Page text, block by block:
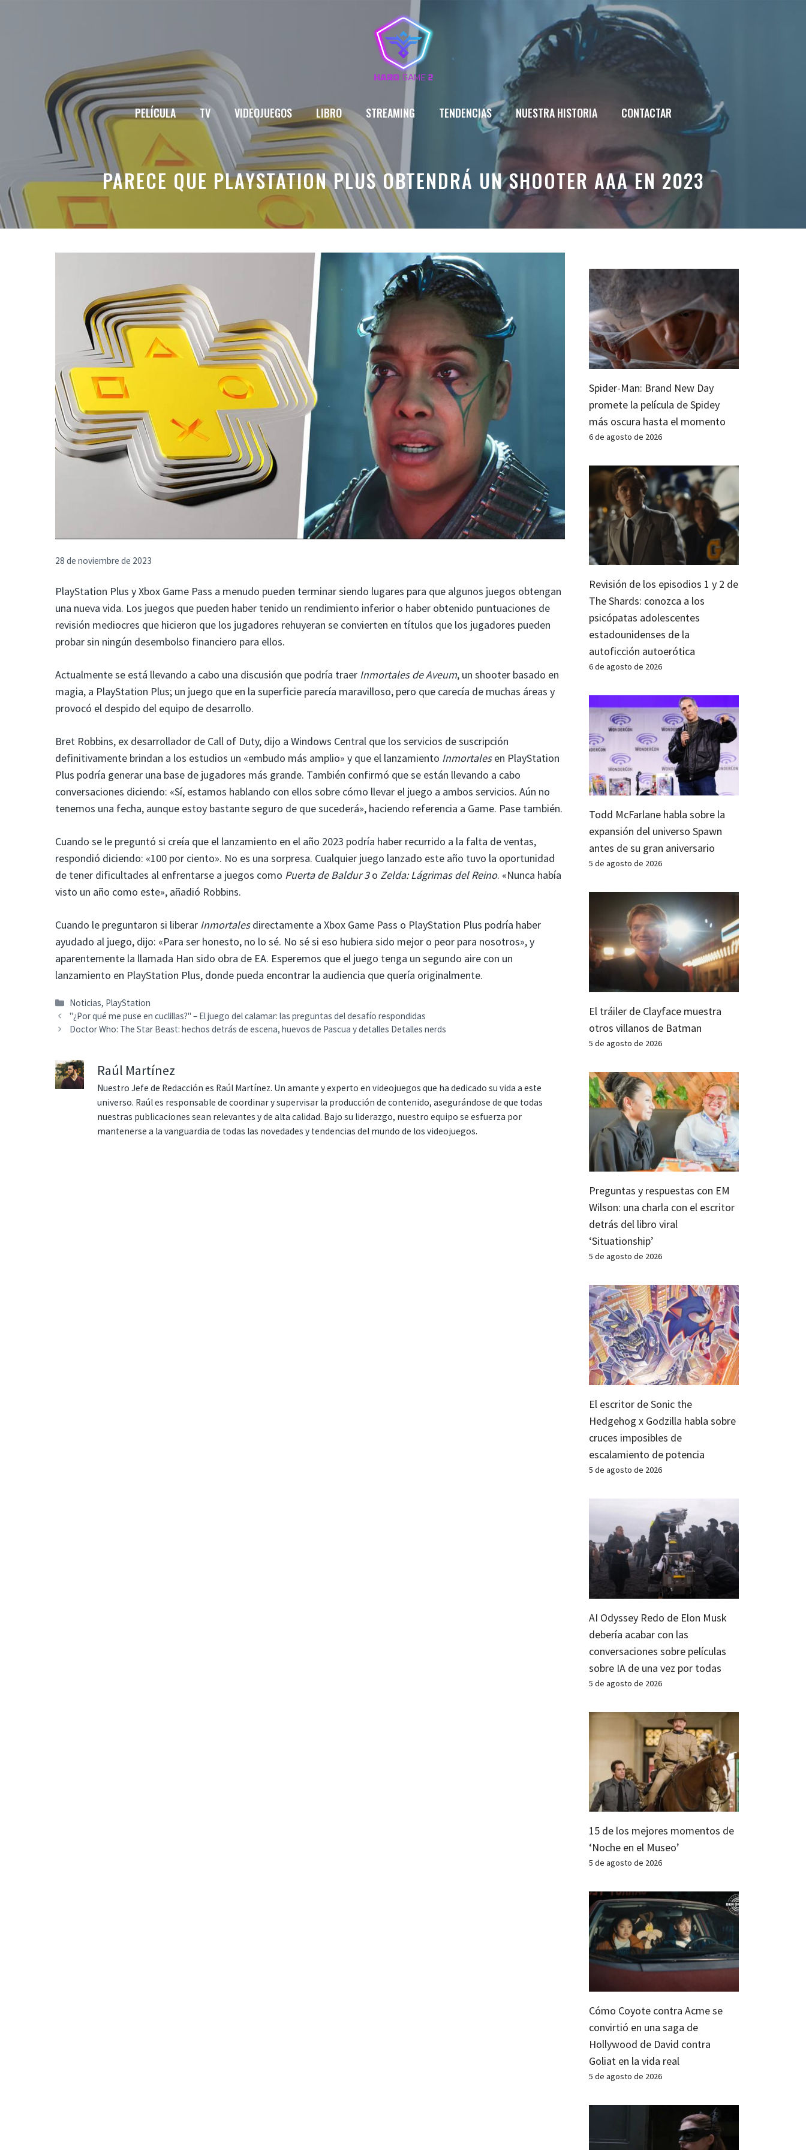
PELÍCULA TV VIDEOJUEGOS LIBRO STREAMING TENDENCIAS NUESTRA HISTORIA CONTACTAR
PARECE QUE PLAYSTATION PLUS OBTENDRÁ UN SHOOTER AAA EN 2023
28 de noviembre de 2023
PlayStation Plus y Xbox Game Pass a menudo pueden terminar siendo lugares para que algunos juegos obtengan
una nueva vida. Los juegos que pueden haber tenido un rendimiento inferior o haber obtenido puntuaciones de
revisión mediocres que hicieron que los jugadores rehuyeran se convierten en títulos que los jugadores pueden
probar sin ningún desembolso financiero para ellos.
Actualmente se está llevando a cabo una discusión que podría traer Inmortales de Aveum, un shooter basado en
magia, a PlayStation Plus; un juego que en la superficie parecía maravilloso, pero que carecía de muchas áreas y
provocó el despido del equipo de desarrollo.
Bret Robbins, ex desarrollador de Call of Duty, dijo a Windows Central que los servicios de suscripción
definitivamente brindan a los estudios un «embudo más amplio» y que el lanzamiento Inmortalesen PlayStation
Plus podría generar una base de jugadores más grande. También confirmó que se están llevando a cabo
conversaciones diciendo: «Sí, estamos hablando con ellos sobre cómo llevar el juego a ambos servicios. Aún no
tenemos una fecha, aunque estoy bastante seguro de que sucederá», haciendo referencia a Game. Pase también.
Cuando se le preguntó si creía que el lanzamiento en el año 2023 podría haber recurrido a la falta de ventas,
respondió diciendo: «100 por ciento». No es una sorpresa. Cualquier juego lanzado este año tuvo la oportunidad
de tener dificultades al enfrentarse a juegos como Puerta de Baldur 3o Zelda: Lágrimas del Reino. «Nunca había
visto un año como este», añadió Robbins.
Cuando le preguntaron si liberar Inmortalesdirectamente a Xbox Game Pass o PlayStation Plus podría haber
ayudado al juego, dijo: «Para ser honesto, no lo sé. No sé si eso hubiera sido mejor o peor para nosotros», y
aparentemente la llamada Han sido obra de EA. Esperemos que el juego tenga un segundo aire con un
lanzamiento en PlayStation Plus, donde pueda encontrar la audiencia que quería originalmente.
Categorías
Noticias, PlayStation
"¿Por qué me puse en cuclillas?" – El juego del calamar: las preguntas del desafío respondidas
Doctor Who: The Star Beast: hechos detrás de escena, huevos de Pascua y detalles Detalles nerds
Raúl Martínez
Nuestro Jefe de Redacción es Raúl Martínez. Un amante y experto en videojuegos que ha dedicado su vida a este
universo. Raúl es responsable de coordinar y supervisar la producción de contenido, asegurándose de que todas
nuestras publicaciones sean relevantes y de alta calidad. Bajo su liderazgo, nuestro equipo se esfuerza por
mantenerse a la vanguardia de todas las novedades y tendencias del mundo de los videojuegos.
Spider-Man: Brand New Day
promete la película de Spidey
más oscura hasta el momento
6 de agosto de 2026
Revisión de los episodios 1 y 2 de
The Shards: conozca a los
psicópatas adolescentes
estadounidenses de la
autoficción autoerótica
6 de agosto de 2026
Todd McFarlane habla sobre la
expansión del universo Spawn
antes de su gran aniversario
5 de agosto de 2026
El tráiler de Clayface muestra
otros villanos de Batman
5 de agosto de 2026
Preguntas y respuestas con EM
Wilson: una charla con el escritor
detrás del libro viral
‘Situationship’
5 de agosto de 2026
El escritor de Sonic the
Hedgehog x Godzilla habla sobre
cruces imposibles de
escalamiento de potencia
5 de agosto de 2026
AI Odyssey Redo de Elon Musk
debería acabar con las
conversaciones sobre películas
sobre IA de una vez por todas
5 de agosto de 2026
15 de los mejores momentos de
‘Noche en el Museo’
5 de agosto de 2026
Cómo Coyote contra Acme se
convirtió en una saga de
Hollywood de David contra
Goliat en la vida real
5 de agosto de 2026